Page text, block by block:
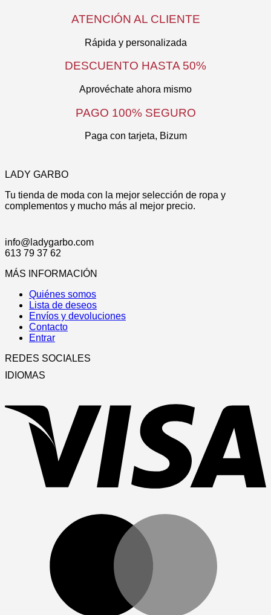
50,00€.40,00€.
múltiplesATENCIÓN AL CLIENTE
Rápida y personalizada
DESCUENTO HASTA 50%
Aprovéchate ahora mismo
PAGO 100% SEGURO
Paga con tarjeta, Bizum
LADY GARBO
Tu tienda de moda con la mejor selección de ropa y
complementos y mucho más al mejor precio.
info@ladygarbo.com
613 79 37 62
MÁS INFORMACIÓN
Quiénes somos
Lista de deseos
Envíos y devoluciones
Contacto
Entrar
REDES SOCIALES
IDIOMAS